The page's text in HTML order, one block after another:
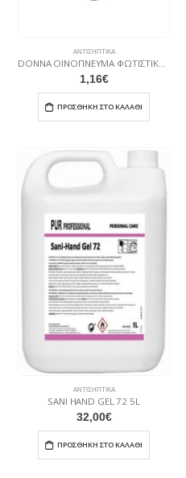
ΑΝΤΙΣΗΠΤΙΚΆ
DONNA ΟΙΝΟΠΝΕΥΜΑ ΦΩΤΙΣΤΙΚΟ 430ML 93o
1,16€
ΠΡΟΣΘΉΚΗ ΣΤΟ ΚΑΛΆΘΙ
ΑΝΤΙΣΗΠΤΙΚΆ
SANI HAND GEL 72 5L
32,00€
ΠΡΟΣΘΉΚΗ ΣΤΟ ΚΑΛΆΘΙ